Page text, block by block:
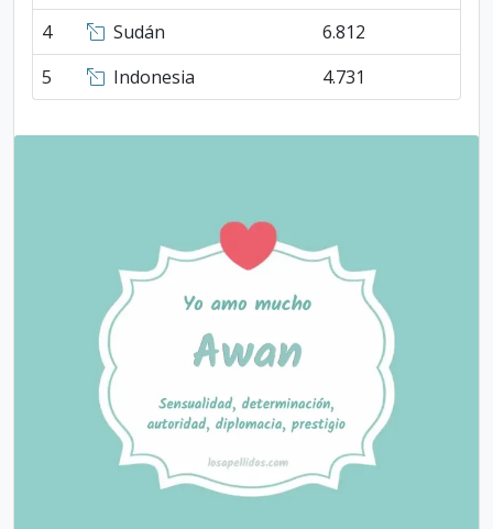
4
Sudán
6.812
5
Indonesia 4.731